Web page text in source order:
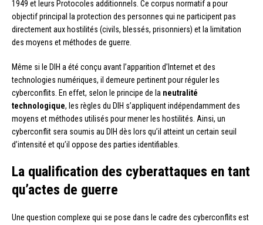
1949 et leurs Protocoles additionnels. Ce corpus normatif a pour
objectif principal la protection des personnes qui ne participent pas
directement aux hostilités (civils, blessés, prisonniers) et la limitation
des moyens et méthodes de guerre.
Même si le DIH a été conçu avant l’apparition d’Internet et des
technologies numériques, il demeure pertinent pour réguler les
cyberconflits. En effet, selon le principe de la neutralité
technologique, les règles du DIH s’appliquent indépendamment des
moyens et méthodes utilisés pour mener les hostilités. Ainsi, un
cyberconflit sera soumis au DIH dès lors qu’il atteint un certain seuil
d’intensité et qu’il oppose des parties identifiables.
La qualification des cyberattaques en tant
qu’actes de guerre
Une question complexe qui se pose dans le cadre des cyberconflits est